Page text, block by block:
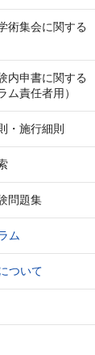
術集会に関する
内申書に関する
ム責任者用）
・施行細則
問題集
ム
ついて